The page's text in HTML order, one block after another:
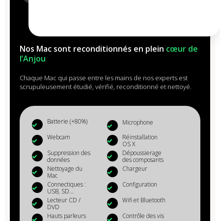
Nos Mac sont reconditionnés en plein cœur de
l’Anjou
Chaque Mac qui passe entre les mains de nos experts est
scrupuleusement étudié, vérifié, reconditionné et nettoyé.
Batterie (+80%)
Microphone
Webcam
Réinstallation
OS X
Suppression des
données
Dépoussierage
des composants
Nettoyage du
Mac
Chargeur
Connectiques :
USB, SD...
Configuration
Lecteur CD /
DVD
Wifi et Bluetooth
Hauts parleurs
Contrôle des vis